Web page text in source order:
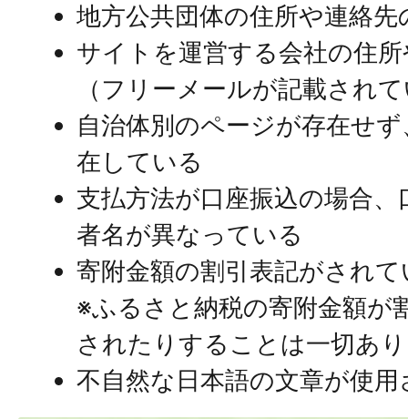
地方公共団体の住所や連絡
サイトを運営する会社の住
（フリーメールが記載され
自治体別のページが存在せ
在している
支払方法が口座振込の場合
者名が異なっている
寄附金額の割引表記がされ
※ふるさと納税の寄附金額が
されたりすることは一切あ
不自然な日本語の文章が使